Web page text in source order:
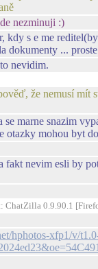
nezminuji :)
kdy s e me
dokumenty ...
nevidim.
že nemusí mít
se marne snazim
otazky mohou byt
nevim esli by
0.9.90.1
hphotos-xfp1/v/